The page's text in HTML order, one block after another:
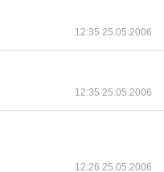
12:35 25.05.2006
12:35 25.05.2006
12:26 25.05.2006